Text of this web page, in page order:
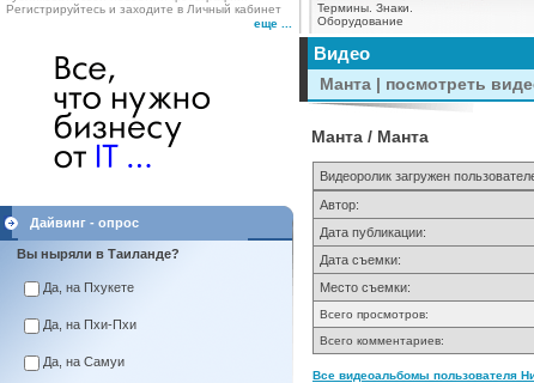
Регистрируйтесь и заходите в Личный кабинет
еще ...
Термины. Знаки.
Оборудование
Дайвинг - опрос
Вы ныряли в Таиланде?
Да, на Пхукете
Да, на Пхи-Пхи
Да, на Самуи
Видео
Манта | посмотреть
Манта / Манта
Видеоролик загружен
Автор:
Дата публикации:
Дата съемки:
Место съемки:
Всего просмотров:
Всего комментариев:
Все видеоальбомы пользователя